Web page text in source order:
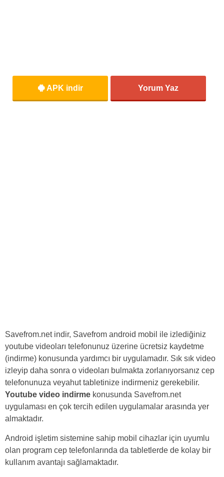
APK indir Yorum Yaz
Savefrom.net indir, Savefrom android mobil ile izlediğiniz
youtube videoları telefonunuz üzerine ücretsiz kaydetme
(indirme) konusunda yardımcı bir uygulamadır. Sık sık video
izleyip daha sonra o videoları bulmakta zorlanıyorsanız cep
telefonunuza veyahut tabletinize indirmeniz gerekebilir.
Youtube video indirme konusunda Savefrom.net
uygulaması en çok tercih edilen uygulamalar arasında yer
almaktadır.
Android işletim sistemine sahip mobil cihazlar için uyumlu
olan program cep telefonlarında da tabletlerde de kolay bir
kullanım avantajı sağlamaktadır.